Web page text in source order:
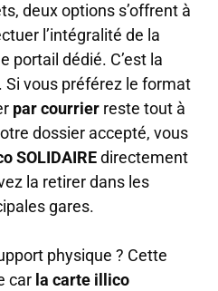
deux options s’offrent à
l’intégralité de la
portail dédié. C’est la
Si vous préférez le format
par courrier reste tout à
dossier accepté, vous
SOLIDAIREdirectement
la retirer dans les
gares.
physique ? Cette
car la carte illico